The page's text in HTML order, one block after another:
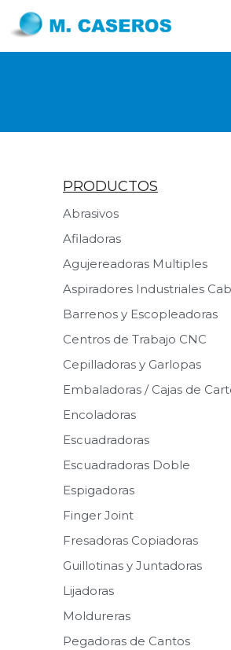
PRODUCTOS
Abrasivos
Afiladoras
Agujereadoras Multiples
Aspiradores Industriales
Barrenos y Escopleadoras
Centros de Trabajo CNC
Cepilladoras y Garlopas
Embaladoras / Cajas de
Encoladoras
Escuadradoras
Escuadradoras Doble
Espigadoras
Finger Joint
Fresadoras Copiadoras
Guillotinas y Juntadoras
Lijadoras
Moldureras
Pegadoras de Cantos